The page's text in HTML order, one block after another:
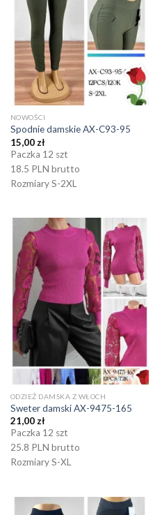
NOWOŚCI
Spodnie damskie AX-C93-95
15,00 zł
Paczka 12 szt
18.5 PLN brutto
Rozmiary S-2XL
ODZIEŻ DAMSKA Z WŁOCH
Sweter damski AX-9475-165
21,00zł
Paczka 12 szt
25.8 PLN brutto
Rozmiary S-XL